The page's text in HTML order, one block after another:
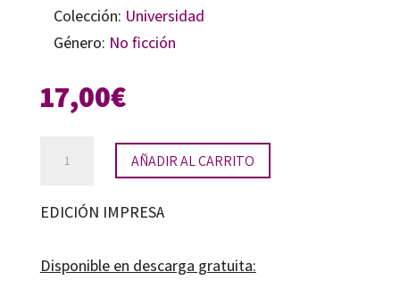
Colección: Universidad
Género: No ficción
17,00€
Alfabetización
integración
educativa
AÑADIR AL CARRITO
EDICIÓN IMPRESA
Disponible en descarga gratuita: